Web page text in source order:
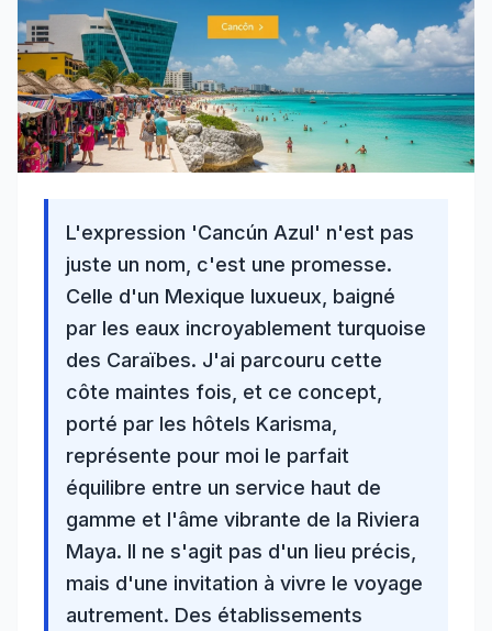
L'expression 'Cancún Azul' n'est pas
juste un nom, c'est une promesse.
Celle d'un Mexique luxueux, baigné
par les eaux incroyablement turquoise
des Caraïbes. J'ai parcouru cette
côte maintes fois, et ce concept,
porté par les hôtels Karisma,
représente pour moi le parfait
équilibre entre un service haut de
gamme et l'âme vibrante de la Riviera
Maya. Il ne s'agit pas d'un lieu précis,
mais d'une invitation à vivre le voyage
autrement. Des établissements